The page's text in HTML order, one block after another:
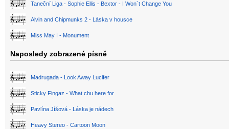
Taneční Liga - Sophie Ellis - Bextor - I Won´t Change You
Alvin and Chipmunks 2 - Láska v housce
Miss May I - Monument
Naposledy zobrazené písně
Madrugada - Look Away Lucifer
Sticky Fingaz - What chu here for
Pavlína Jíšová - Láska je nádech
Heavy Stereo - Cartoon Moon